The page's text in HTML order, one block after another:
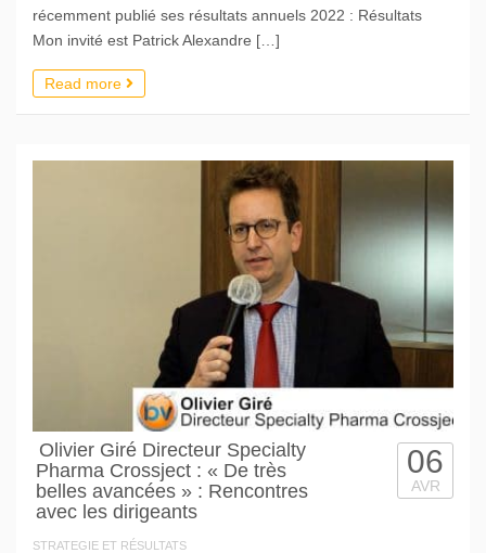
récemment publié ses résultats annuels 2022 : Résultats
Mon invité est Patrick Alexandre […]
Read more
Olivier Giré Directeur Specialty
Pharma Crossject : « De très
belles avancées » : Rencontres
avec les dirigeants
STRATEGIE ET RÉSULTATS
06
AVR